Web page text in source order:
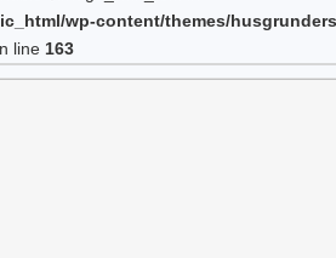
wp-content/themes/
line 163